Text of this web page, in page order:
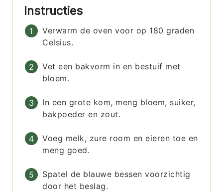
Instructies
Verwarm de oven voor op 180 graden
Celsius.
Vet een bakvorm in en bestuif met
bloem.
In een grote kom, meng bloem, suiker,
bakpoeder en zout.
Voeg melk, zure room en eieren toe en
meng goed.
Spatel de blauwe bessen voorzichtig
door het beslag.